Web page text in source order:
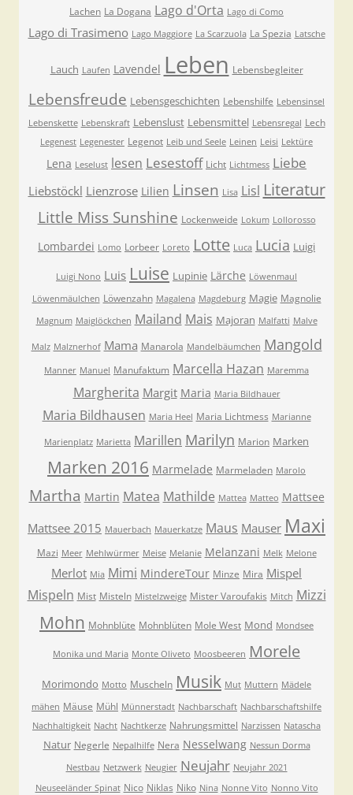
Lachen La Dogana Lago d'Orta Lago di Como
Lago di Trasimeno Lago Maggiore La Scarzuola La Spezia Latsche
Lauch Laufen Lavendel Leben Lebensbegleiter
Lebensfreude Lebensgeschichten Lebenshilfe Lebensinsel
Lebenskette Lebenskraft Lebenslust Lebensmittel Lebensregal Lech
Legenest Legenester Legenot Leib und Seele Leinen Leisi Lektüre
Lena Leselust lesen Lesestoff Licht Lichtmess Liebe
Liebstöckl Lienzrose Lilien Linsen Lisa Lisl Literatur
Little Miss Sunshine Lockenweide Lokum Lollorosso
Lombardei Lomo Lorbeer Loreto Lotte Luca Lucia Luigi
Luigi Nono Luis Luise Lupinie Lärche Löwenmaul
Löwenmäulchen Löwenzahn Magalena Magdeburg Magie Magnolie
Magnum Maiglöckchen Mailand Mais Majoran Malfatti Malve
Malz Malznerhof Mama Manarola Mandelbäumchen Mangold
Manner Manuel Manufaktum Marcella Hazan Maremma
Margherita Margit Maria Maria Bildhauer
Maria Bildhausen Maria Heel Maria Lichtmess Marianne
Marienplatz Marietta Marillen Marilyn Marion Marken
Marken 2016 Marmelade Marmeladen Marolo
Martha Martin Matea Mathilde Mattea Matteo Mattsee
Mattsee 2015 Mauerbach Mauerkatze Maus Mauser Maxi
Mazi Meer Mehlwürmer Meise Melanie Melanzani Melk Melone
Merlot Mia Mimi MindereTour Minze Mira Mispel
Mispeln Mist Misteln Mistelzweige Mister Varoufakis Mitch Mizzi
Mohn Mohnblüte Mohnblüten Mole West Mond Mondsee
Monika und Maria Monte Oliveto Moosbeeren Morele
Morimondo Motto Muscheln Musik Mut Muttern Mädele
mähen Mäuse Mühl Münnerstadt Nachbarschaft Nachbarschaftshilfe
Nachhaltigkeit Nacht Nachtkerze Nahrungsmittel Narzissen Natascha
Natur Negerle Nepalhilfe Nera Nesselwang Nessun Dorma
Nestbau Netzwerk Neugier Neujahr Neujahr 2021
Neuseeländer Spinat Nico Niklas Niko Nina Nonne Vito Nonno Vito